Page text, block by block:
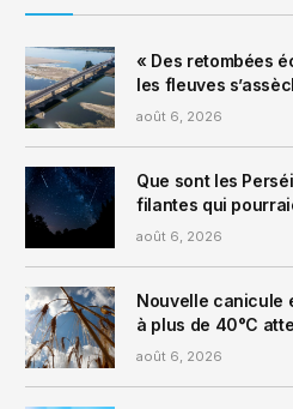
« Des retombées
les fleuves
mauvaise
août 6, 2026
Que sont les
filantes qui
visibles ces
août 6, 2026
Nouvelle canicule
à plus de 40°C
août 6, 2026